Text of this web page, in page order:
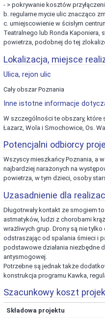
- > pokrywanie kosztów
b. regularne mycie ulic znacząco
c. umiejscowienie w ścisłym
Teatralnego lub Ronda
powietrza, podobnej do tej
Lokalizacja, miejsce
Ulica, rejon ulic
Cały obszar Poznania
Inne istotne informacje
W szczególności te obszary, które
Łazarz, Wola i Smochowice, Os.
Potencjalni odbiorcy
Wszyscy mieszkańcy Poznania, a
najbardziej narażonych na
powietrza, w tym dzieci, osoby
Uzasadnienie dla
Długotrwały kontakt ze smogiem
astmatyków, ludzi z chorobami
wrażliwych grup. Drony są nie
odstraszając od spalania śmieci i
podstawowe działania niezbędne
antysmogowej.
Potrzebne są jednak także
konstrukcja programu Kawka,
Szacunkowy koszt
Składowa projektu